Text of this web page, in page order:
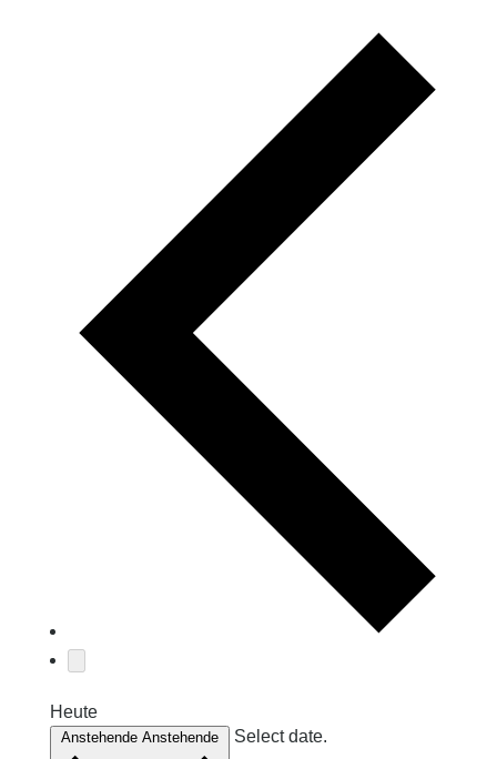
Heute
Anstehende Anstehende Select date.